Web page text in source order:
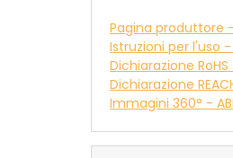
Pagina produttore -
Istruzioni per l'uso -
Dichiarazione RoHS
Dichiarazione
Immagini 360° -